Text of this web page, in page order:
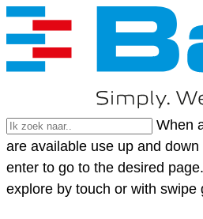
When
are available use up and
enter to go to the desired
explore by touch or with swipe